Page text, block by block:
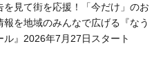
を見て街を応援！「今だけ」のお
報を地域のみんなで広げる『なう
ル』2026年7月27日スタート